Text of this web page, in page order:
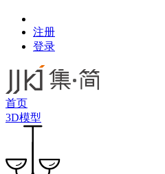
注册
登录
首页
3D模型